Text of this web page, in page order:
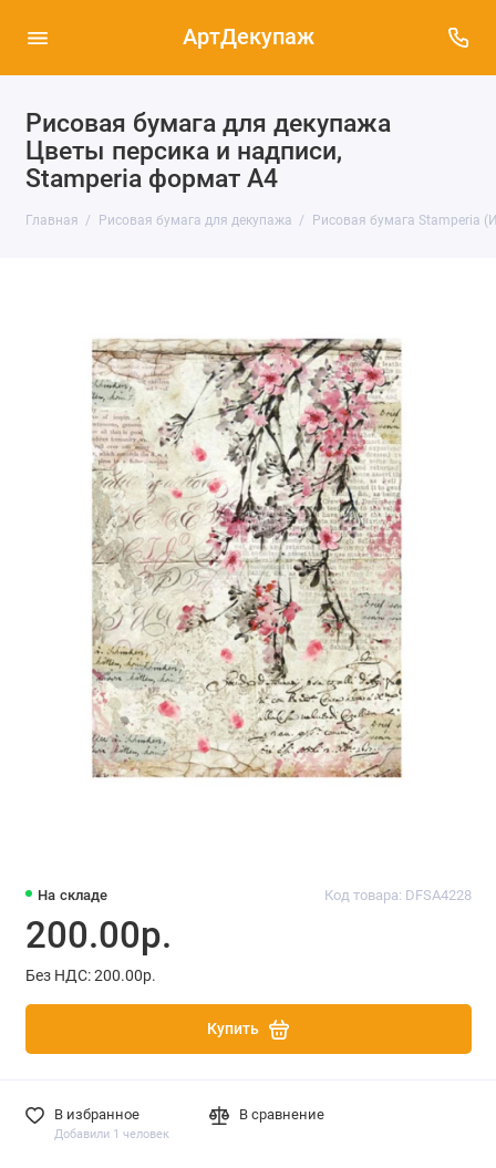
АртДекупаж
Рисовая бумага для декупажа
Цветы персика и надписи,
Stamperia формат А4
Главная Рисовая бумага для декупажа Рисовая бумага Stamperia
На складе Код товара: DFSA4228
200.00р.
Без НДС: 200.00р.
Купить
В избранное
Добавили 1 человек
В сравнение